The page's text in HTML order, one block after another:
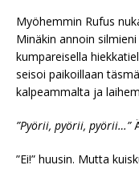
Myöhemmin Rufus
Minäkin annoin
kumpareisella
seisoi paikoillaan
kalpeammalta ja
”Pyörii, pyörii, pyörii…”
”Ei!” huusin. Mutta